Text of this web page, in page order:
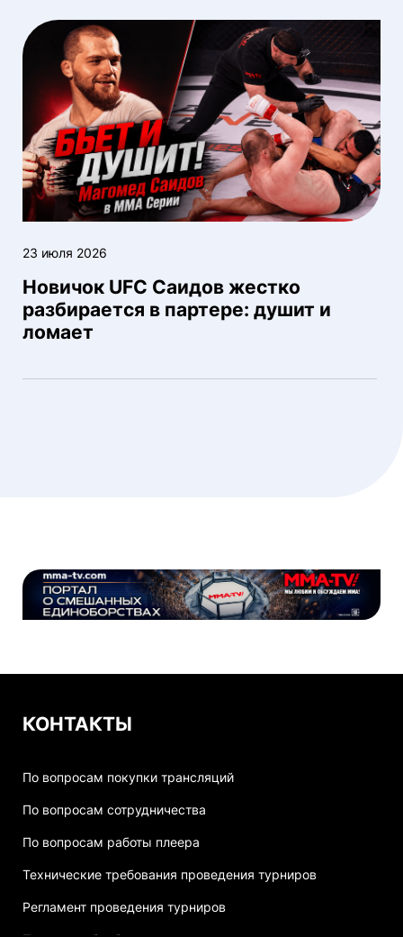
23 июля 2026
Новичок UFC Саидов жестко
разбирается в партере: душит и
ломает
КОНТАКТЫ
По вопросам покупки трансляций
По вопросам сотрудничества
По вопросам работы плеера
Технические требования проведения турниров
Регламент проведения турниров